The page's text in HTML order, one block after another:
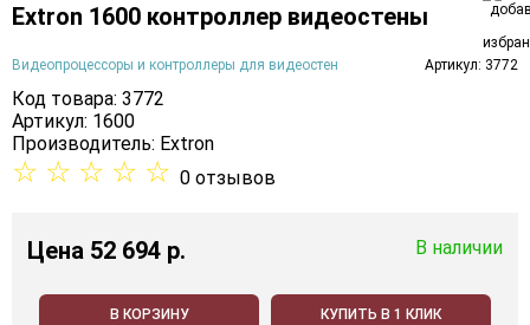
Extron 1600 контроллер видеостены
Видеопроцессоры и контроллеры для видеостен Артикул: 3772
Код товара: 3772
Артикул: 1600
Производитель: Extron
☆ ☆ ☆ ☆ ☆ 0 отзывов
Цена 52 694 p. В наличии
В КОРЗИНУ КУПИТЬ В 1 КЛИК